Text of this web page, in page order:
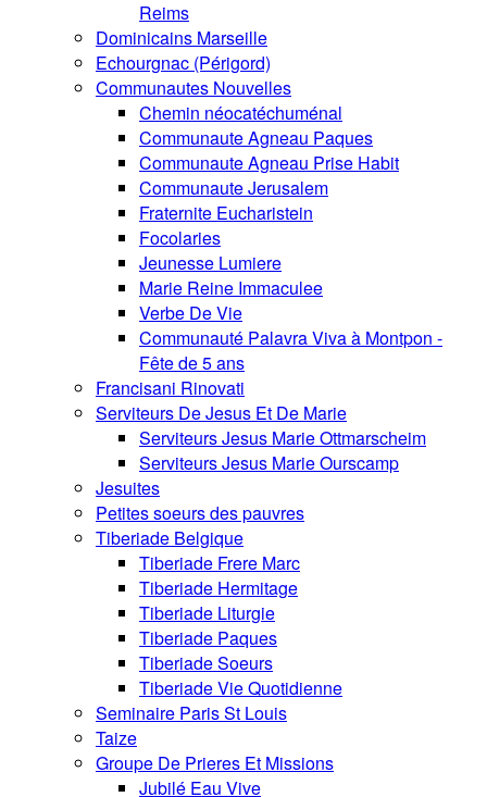
Reims
Dominicains Marseille
Echourgnac (Périgord)
Communautes Nouvelles
Chemin néocatéchuménal
Communaute Agneau Paques
Communaute Agneau Prise Habit
Communaute Jerusalem
Fraternite Eucharistein
Focolaries
Jeunesse Lumiere
Marie Reine Immaculee
Verbe De Vie
Communauté Palavra Viva à Montpon -
Fête de 5 ans
Francisani Rinovati
Serviteurs De Jesus Et De Marie
Serviteurs Jesus Marie Ottmarscheim
Serviteurs Jesus Marie Ourscamp
Jesuites
Petites soeurs des pauvres
Tiberiade Belgique
Tiberiade Frere Marc
Tiberiade Hermitage
Tiberiade Liturgie
Tiberiade Paques
Tiberiade Soeurs
Tiberiade Vie Quotidienne
Seminaire Paris St Louis
Taize
Groupe De Prieres Et Missions
Jubilé Eau Vive